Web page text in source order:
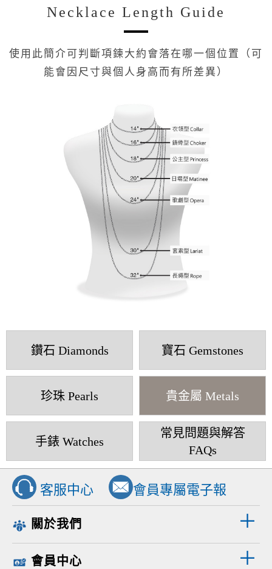
Necklace Length Guide
使用此簡介可判斷項鍊大約會落在哪一個位置（可
能會因尺寸與個人身高而有所差異）
鑽石 Diamonds 寶石 Gemstones
珍珠 Pearls 貴金屬 Metals
手錶 Watches
常見問題與解答
FAQs
客服中心 會員專屬電子報
關於我們
會員中心